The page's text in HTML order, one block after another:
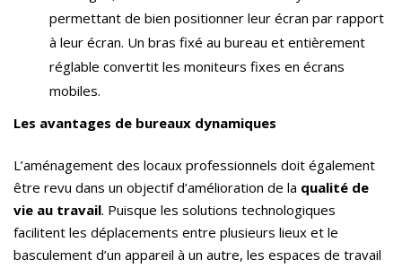
permettant de bien positionner leur écran par rapport
à leur écran. Un bras fixé au bureau et entièrement
réglable convertit les moniteurs fixes en écrans
mobiles.
Les avantages de bureaux dynamiques
L’aménagement des locaux professionnels doit également
être revu dans un objectif d’amélioration de la qualité de
vie au travail. Puisque les solutions technologiques
facilitent les déplacements entre plusieurs lieux et le
basculement d’un appareil à un autre, les espaces de travail